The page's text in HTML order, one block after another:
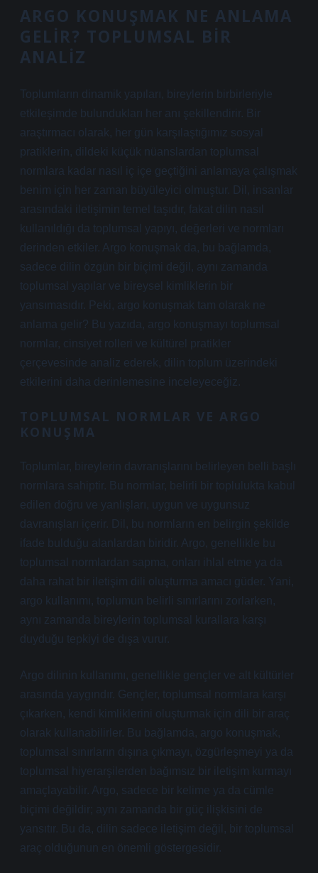
ARGO KONUŞMAK NE ANLAMA
GELIR? TOPLUMSAL BIR
ANALIZ
Toplumların dinamik yapıları, bireylerin birbirleriyle
etkileşimde bulundukları her anı şekillendirir. Bir
araştırmacı olarak, her gün karşılaştığımız sosyal
pratiklerin, dildeki küçük nüanslardan toplumsal
normlara kadar nasıl iç içe geçtiğini anlamaya çalışmak
benim için her zaman büyüleyici olmuştur. Dil, insanlar
arasındaki iletişimin temel taşıdır, fakat dilin nasıl
kullanıldığı da toplumsal yapıyı, değerleri ve normları
derinden etkiler. Argo konuşmak da, bu bağlamda,
sadece dilin özgün bir biçimi değil, aynı zamanda
toplumsal yapılar ve bireysel kimliklerin bir
yansımasıdır. Peki, argo konuşmak tam olarak ne
anlama gelir? Bu yazıda, argo konuşmayı toplumsal
normlar, cinsiyet rolleri ve kültürel pratikler
çerçevesinde analiz ederek, dilin toplum üzerindeki
etkilerini daha derinlemesine inceleyeceğiz.
TOPLUMSAL NORMLAR VE ARGO
KONUŞMA
Toplumlar, bireylerin davranışlarını belirleyen belli başlı
normlara sahiptir. Bu normlar, belirli bir toplulukta kabul
edilen doğru ve yanlışları, uygun ve uygunsuz
davranışları içerir. Dil, bu normların en belirgin şekilde
ifade bulduğu alanlardan biridir. Argo, genellikle bu
toplumsal normlardan sapma, onları ihlal etme ya da
daha rahat bir iletişim dili oluşturma amacı güder. Yani,
argo kullanımı, toplumun belirli sınırlarını zorlarken,
aynı zamanda bireylerin toplumsal kurallara karşı
duyduğu tepkiyi de dışa vurur.
Argo dilinin kullanımı, genellikle gençler ve alt kültürler
arasında yaygındır. Gençler, toplumsal normlara karşı
çıkarken, kendi kimliklerini oluşturmak için dili bir araç
olarak kullanabilirler. Bu bağlamda, argo konuşmak,
toplumsal sınırların dışına çıkmayı, özgürleşmeyi ya da
toplumsal hiyerarşilerden bağımsız bir iletişim kurmayı
amaçlayabilir. Argo, sadece bir kelime ya da cümle
biçimi değildir; aynı zamanda bir güç ilişkisini de
yansıtır. Bu da, dilin sadece iletişim değil, bir toplumsal
araç olduğunun en önemli göstergesidir.